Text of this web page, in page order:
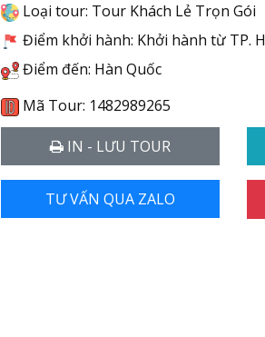
Loại tour: Tour Khách Lẻ Trọn Gói
Điểm khởi hành: Khởi hành từ TP.
Điểm đến: Hàn Quốc
Mã Tour: 1482989265
IN - LƯU TOUR
TƯ VẤN QUA ZALO